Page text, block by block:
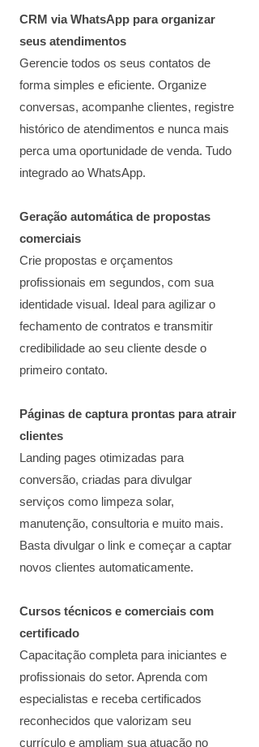
CRM via WhatsApp para organizar
seus atendimentos
Gerencie todos os seus contatos de
forma simples e eficiente. Organize
conversas, acompanhe clientes, registre
histórico de atendimentos e nunca mais
perca uma oportunidade de venda. Tudo
integrado ao WhatsApp.
Geração automática de propostas
comerciais
Crie propostas e orçamentos
profissionais em segundos, com sua
identidade visual. Ideal para agilizar o
fechamento de contratos e transmitir
credibilidade ao seu cliente desde o
primeiro contato.
Páginas de captura prontas para atrair
clientes
Landing pages otimizadas para
conversão, criadas para divulgar
serviços como limpeza solar,
manutenção, consultoria e muito mais.
Basta divulgar o link e começar a captar
novos clientes automaticamente.
Cursos técnicos e comerciais com
certificado
Capacitação completa para iniciantes e
profissionais do setor. Aprenda com
especialistas e receba certificados
reconhecidos que valorizam seu
currículo e ampliam sua atuação no